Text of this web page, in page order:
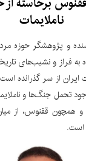
ناملایمات
و پژوهشگر حوزه
به فراز و نشیب‌های
ایران از سر گذرانده
تحمل جنگ‌ها و
همچون ققنوس، از
است.